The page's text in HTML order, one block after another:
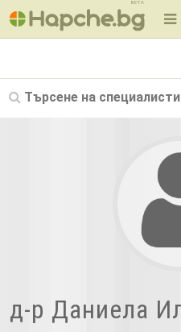
BETA
Търсене на специалисти
д-р Даниела